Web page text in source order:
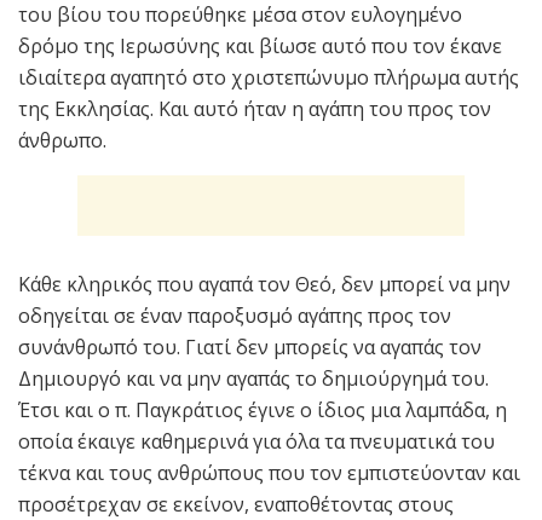
του βίου του πορεύθηκε μέσα στον ευλογημένο
δρόμο της Ιερωσύνης και βίωσε αυτό που τον έκανε
ιδιαίτερα αγαπητό στο χριστεπώνυμο πλήρωμα αυτής
της Εκκλησίας. Και αυτό ήταν η αγάπη του προς τον
άνθρωπο.
Κάθε κληρικός που αγαπά τον Θεό, δεν μπορεί να μην
οδηγείται σε έναν παροξυσμό αγάπης προς τον
συνάνθρωπό του. Γιατί δεν μπορείς να αγαπάς τον
Δημιουργό και να μην αγαπάς το δημιούργημά του.
Έτσι και ο π. Παγκράτιος έγινε ο ίδιος μια λαμπάδα, η
οποία έκαιγε καθημερινά για όλα τα πνευματικά του
τέκνα και τους ανθρώπους που τον εμπιστεύονταν και
προσέτρεχαν σε εκείνον, εναποθέτοντας στους